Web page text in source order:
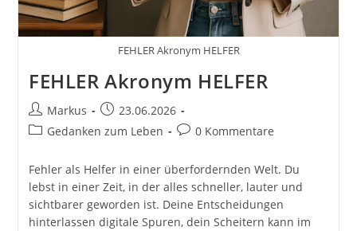
Und
Tricks
FEHLER Akronym HELFER
FEHLER Akronym HELFER
Beitrags-
Autor:
Markus
Beitrag
veröffentlicht:
23.06.2026
Beitrags-
Gedanken zum Leben
Beitrags-
0 Kommentare
Fehler als Helfer in einer überfordernden Welt. Du
lebst in einer Zeit, in der alles schneller, lauter und
sichtbarer geworden ist. Deine Entscheidungen
hinterlassen digitale Spuren, dein Scheitern kann im